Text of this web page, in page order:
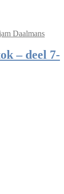
Daalmans
– deel 7-